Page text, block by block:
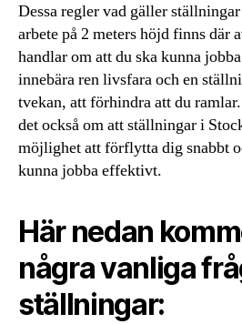
Dessa regler vad gäller
arbete på 2 meters höjd finns där
handlar om att du ska kunna
innebära ren livsfara och en
tvekan, att förhindra att du
det också om att ställningar i
möjlighet att förflytta dig snabbt
kunna jobba effektivt.
Här nedan
några vanliga
ställningar: